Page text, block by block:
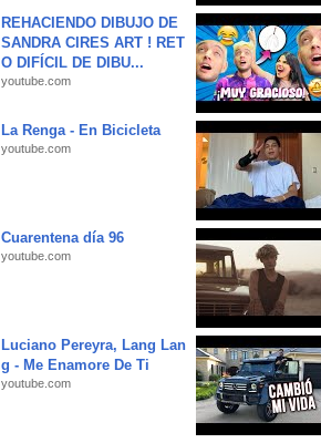
REHACIENDO DIBUJO DE
SANDRA CIRES ART ! RET
O DIFÍCIL DE DIBU...
youtube.com
La Renga - En Bicicleta
youtube.com
Cuarentena día 96
youtube.com
Luciano Pereyra, Lang Lan
g - Me Enamore De Ti
youtube.com